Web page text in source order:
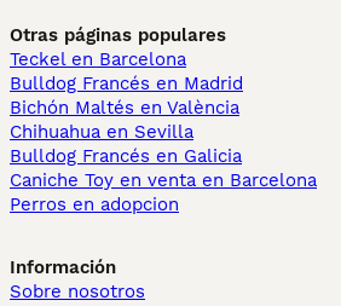
Otras páginas populares
Teckel en Barcelona
Bulldog Francés en Madrid
Bichón Maltés en València
Chihuahua en Sevilla
Bulldog Francés en Galicia
Caniche Toy en venta en Barcelona
Perros en adopcion
Información
Sobre nosotros